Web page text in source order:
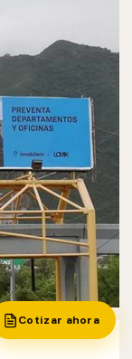
Cotizar ahora